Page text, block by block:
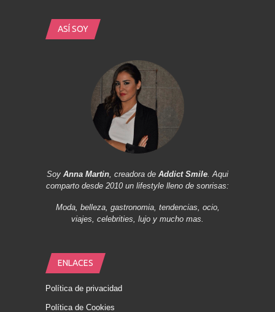
ASÍ SOY
Soy Anna Martin, creadora de Addict Smile. Aqui
comparto desde 2010 un lifestyle lleno de sonrisas:
Moda, belleza, gastronomia, tendencias, ocio,
viajes, celebrities, lujo y mucho mas.
ENLACES
Política de privacidad
Política de Cookies